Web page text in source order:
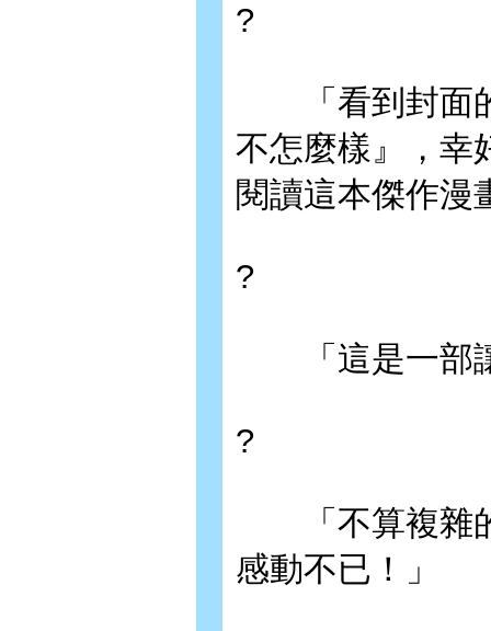
?
「看到封面的
不怎麼樣』，幸
閱讀這本傑作漫
?
「這是一部讓
?
「不算複雜的
感動不已！」